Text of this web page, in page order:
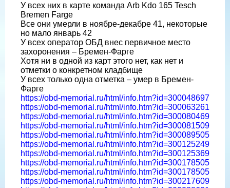
У всех них в карте команда Arb Kdo 165 Tesch
Bremen Farge
Все они умерли в ноябре-декабре 41, некоторые
но мало январь 42
У всех оператор ОБД внес первичное место
захоронения – Бремен-Фарге
Хотя ни в одной из карт этого нет, как нет и
отметки о конкретном кладбище
У всех только одна отметка – умер в Бремен-
Фарге
https://obd-memorial.ru/html/info.htm?id=300048697
https://obd-memorial.ru/html/info.htm?id=300063261
https://obd-memorial.ru/html/info.htm?id=300080469
https://obd-memorial.ru/html/info.htm?id=300081509
https://obd-memorial.ru/html/info.htm?id=300089505
https://obd-memorial.ru/html/info.htm?id=300125249
https://obd-memorial.ru/html/info.htm?id=300125369
https://obd-memorial.ru/html/info.htm?id=300178505
https://obd-memorial.ru/html/info.htm?id=300178505
https://obd-memorial.ru/html/info.htm?id=300217609